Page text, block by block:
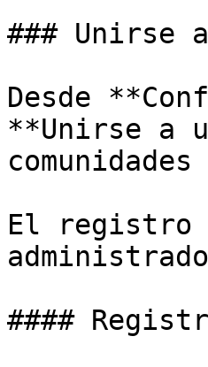
### Unirse
Desde
**Unirse a
El registro
####